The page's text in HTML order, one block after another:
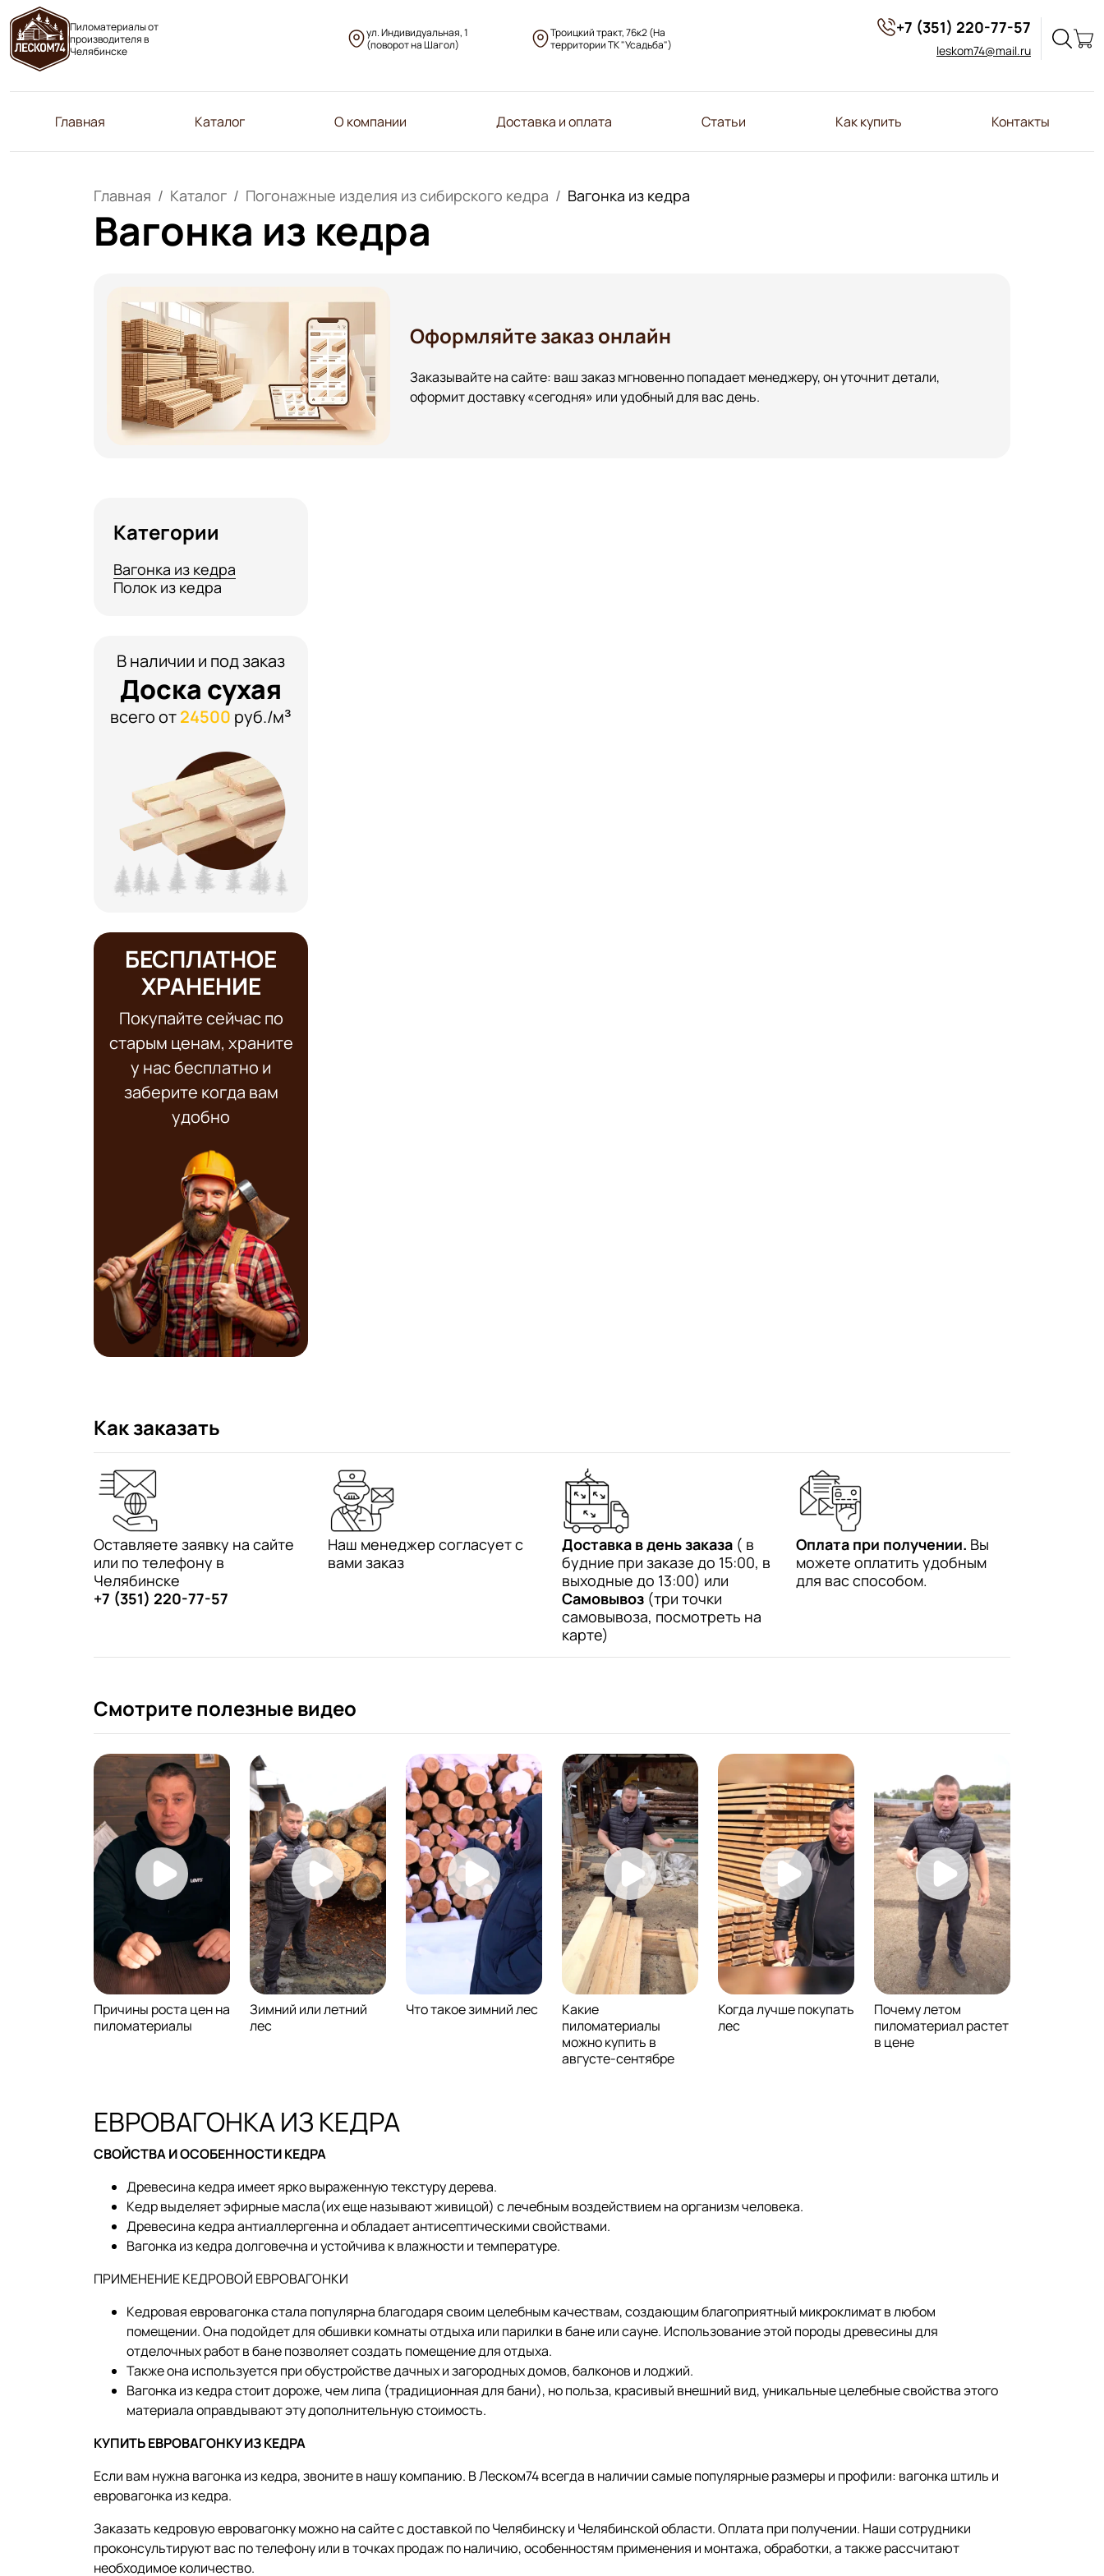
Пиломатериалы от
производителя в
Челябинске
ул. Индивидуальная, 1
(поворот на Шагол)
Троицкий тракт, 76к2 (На
территории ТК "Усадьба")
+7 (351) 220-77-57
leskom74@mail.ru
Главная Каталог О компании Доставка и оплата Статьи Как купить Контакты
Главная Каталог Погонажные изделия из сибирского кедра Вагонка из кедра
Вагонка из кедра
Оформляйте заказ онлайн
Заказывайте на сайте: ваш заказ мгновенно попадает менеджеру, он уточнит детали,
оформит доставку «сегодня» или удобный для вас день.
Категории
Вагонка из кедра
Полок из кедра
В наличии и под заказ
Доска сухая
всего от24500 руб./м³
БЕСПЛАТНОЕ
ХРАНЕНИЕ
Покупайте сейчас по
старым ценам, храните
у нас бесплатно и
заберите когда вам
удобно
Как заказать
Оставляете заявку на сайте
или по телефону в
Челябинске
+7 (351) 220-77-57
Наш менеджер согласует с
вами заказ
Доставка в день заказа ( в
будние при заказе до 15:00, в
выходные до 13:00) или
Самовывоз (три точки
самовывоза, посмотреть на
карте)
Оплата при получении. Вы
можете оплатить удобным
для вас способом.
Смотрите полезные видео
Причины роста цен на
пиломатериалы
Зимний или летний
лес
Что такое зимний лес
Какие
пиломатериалы
можно купить в
августе-сентябре
Когда лучше покупать
лес
Почему летом
пиломатериал растет
в цене
ЕВРОВАГОНКА ИЗ КЕДРА
СВОЙСТВА И ОСОБЕННОСТИ КЕДРА
Древесина кедра имеет ярко выраженную текстуру дерева.
Кедр выделяет эфирные масла(их еще называют живицой) с лечебным воздействием на организм человека.
Древесина кедра антиаллергенна и обладает антисептическими свойствами.
Вагонка из кедра долговечна и устойчива к влажности и температуре.
ПРИМЕНЕНИЕ КЕДРОВОЙ ЕВРОВАГОНКИ
Кедровая евровагонка стала популярна благодаря своим целебным качествам, создающим благоприятный микроклимат в любом
помещении. Она подойдет для обшивки комнаты отдыха или парилки в бане или сауне. Использование этой породы древесины для
отделочных работ в бане позволяет создать помещение для отдыха.
Также она используется при обустройстве дачных и загородных домов, балконов и лоджий.
Вагонка из кедра стоит дороже, чем липа (традиционная для бани), но польза, красивый внешний вид, уникальные целебные свойства этого
материала оправдывают эту дополнительную стоимость.
КУПИТЬ ЕВРОВАГОНКУ ИЗ КЕДРА
Если вам нужна вагонка из кедра, звоните в нашу компанию. В Леском74 всегда в наличии самые популярные размеры и профили: вагонка штиль и
евровагонка из кедра.
Заказать кедровую евровагонку можно на сайте с доставкой по Челябинску и Челябинской области. Оплата при получении. Наши сотрудники
проконсультируют вас по телефону или в точках продаж по наличию, особенностям применения и монтажа, обработки, а также рассчитают
необходимое количество.